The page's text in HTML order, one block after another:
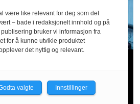
Tyder på sosial
utnytting
være like relevant for deg som det
– bade i redaksjonelt innhold og på
bruker vi informasjon fra
for å kunne utvikle produktet
det nyttig og relevant.
valgte Innstillinger